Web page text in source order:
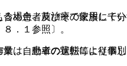
め患者及びその家族に十
．１参照〕。
、自動車の運転等に従事
場合、前治療で使用して
は、患者の状態により個